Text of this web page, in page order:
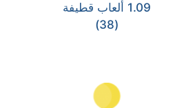
1.09 ألعاب قطيفة
(38)